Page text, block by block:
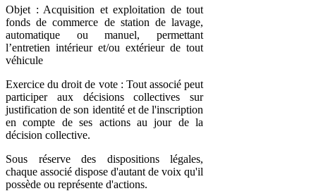
Objet : Acquisition et exploitation de tout
fonds de commerce de station de lavage,
automatique ou manuel, permettant
l’entretien intérieur et/ou extérieur de tout
véhicule
Exercice du droit de vote : Tout associé peut
participer aux décisions collectives sur
justification de son identité et de l'inscription
en compte de ses actions au jour de la
décision collective.
Sous réserve des dispositions légales,
chaque associé dispose d'autant de voix qu'il
possède ou représente d'actions.